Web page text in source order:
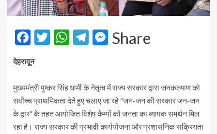
Facebook
Twitter
WhatsApp
Telegram
Messenger
Share
देहरादून
मुख्यमंत्री पुष्कर सिंह धामी के नेतृत्व में राज्य सरकार द्वारा जनकल्याण को
सर्वोच्च प्राथमिकता देते हुए चलाए जा रहे “जन-जन की सरकार जन-जन
के द्वार” के तहत आयोजित विशेष कैम्पों को जनता का व्यापक समर्थन मिल
रहा है। राज्य सरकार की प्रभावी कार्ययोजना और प्रशासनिक सक्रियता